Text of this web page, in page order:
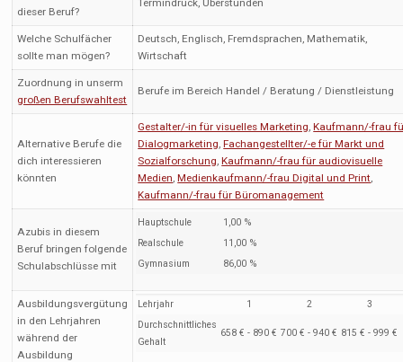
dieser Beruf?
Termindruck, Überstunden
Welche Schulfächer
sollte man mögen?
Deutsch, Englisch, Fremdsprachen, Mathematik,
Wirtschaft
Zuordnung in unserm
großen Berufswahltest
Berufe im Bereich Handel / Beratung / Dienstleistung
Alternative Berufe die
dich interessieren
könnten
Gestalter/-in für visuelles Marketing,Kaufmann/-frau
Dialogmarketing,Fachangestellter/-e für Markt und
Sozialforschung,Kaufmann/-frau für audiovisuelle
Medien,Medienkaufmann/-frau Digital und Print,
Kaufmann/-frau für Büromanagement
Azubis in diesem
Beruf bringen folgende
Schulabschlüsse mit
Hauptschule
1,00 %
Realschule
11,00 %
Gymnasium
86,00 %
Ausbildungsvergütung
in den Lehrjahren
während der
Ausbildung
Lehrjahr 1 2 3
Durchschnittliches
Gehalt
658 € - 890 € 700 € - 940 € 815 € - 999 €